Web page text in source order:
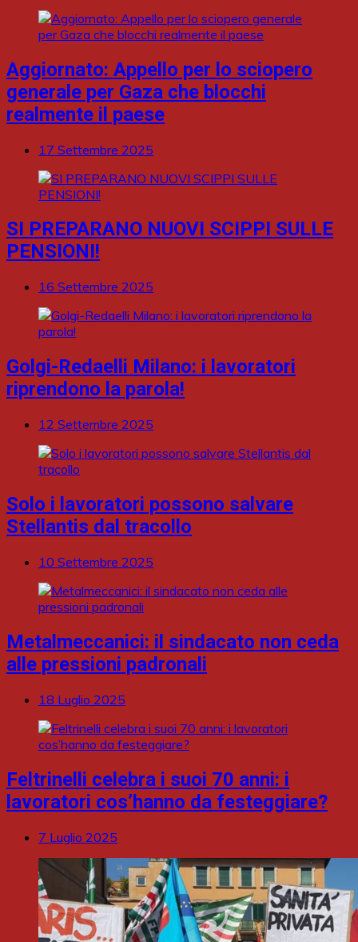
Aggiornato: Appello per lo sciopero
generale per Gaza che blocchi
realmente il paese
17 Settembre 2025
SI PREPARANO NUOVI SCIPPI SULLE
PENSIONI!
16 Settembre 2025
Golgi-Redaelli Milano: i lavoratori
riprendono la parola!
12 Settembre 2025
Solo i lavoratori possono salvare
Stellantis dal tracollo
10 Settembre 2025
Metalmeccanici: il sindacato non ceda
alle pressioni padronali
18 Luglio 2025
Feltrinelli celebra i suoi 70 anni: i
lavoratori cos’hanno da festeggiare?
7 Luglio 2025